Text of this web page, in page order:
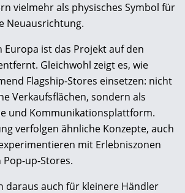
vielmehr als physisches Symbol für
Neuausrichtung.
Europa ist das Projekt auf den
Gleichwohl zeigt es, wie
Flagship-Stores einsetzen: nicht
Verkaufsflächen, sondern als
und Kommunikationsplattform.
verfolgen ähnliche Konzepte, auch
mit Erlebniszonen
up-Stores.
daraus auch für kleinere Händler